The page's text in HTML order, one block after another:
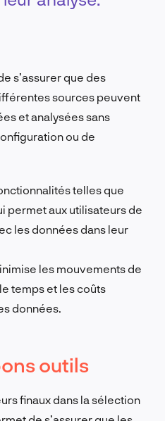
s’assurer que des
sources peuvent
et analysées sans
ou de
telles que
permet aux utilisateurs de
les données dans leur
les mouvements de
temps et les coûts
données.
outils
finaux dans la sélection